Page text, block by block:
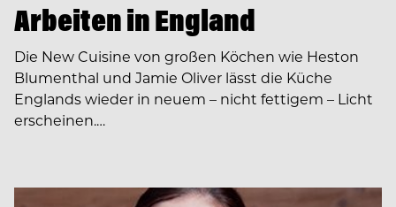
Arbeiten in England
Die New Cuisine von großen Köchen wie Heston
Blumenthal und Jamie Oliver lässt die Küche
Englands wieder in neuem – nicht fettigem – Licht
erscheinen.…